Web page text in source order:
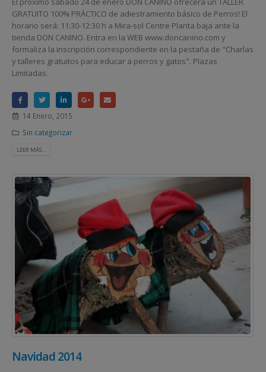
GRATUITO 100% PRÁCTICO de adiestramiento básico de Perros! El
horario será: 11:30-12:30 h a Mira-sol Centre Planta baja ante la
tienda DON CANINO. Entra en la WEB www.doncanino.com y
formaliza la inscripción correspondiente en la pestaña de "Charlas
y talleres gratuitos para educar a perros y gatos". Plazas
Limitadas.
14 Enero, 2015
Sin categorizar
LEER MÁS...
Navidad 2014